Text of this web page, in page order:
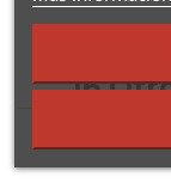
16